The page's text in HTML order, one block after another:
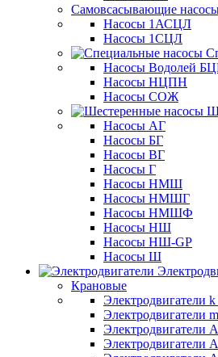
Самовсасывающие
Насосы 1АСЦЛ
Насосы 1СЦЛ
Насосы Водолей
Насосы НЦПН
Насосы СОЖ
Насосы АГ
Насосы БГ
Насосы ВГ
Насосы Г
Насосы НМШ
Насосы НМШГ
Насосы НМШФ
Насосы НШ
Насосы НШ-GP
Насосы Ш
Крановые
Электродвигатели
Электродвигатели
Электродвигатели
Электродвигатели